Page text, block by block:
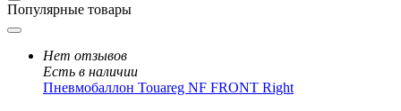
Популярные товары
Нет отзывов
Есть в наличии
Пневмобаллон Touareg NF FRONT Right